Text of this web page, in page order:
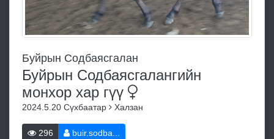
Буйрын Содбаясгалан
Буйрын Содбаясгалангийн
монхор хар гүү
2024.5.20 Сүхбаатар Халзан
296 buir.sodba...